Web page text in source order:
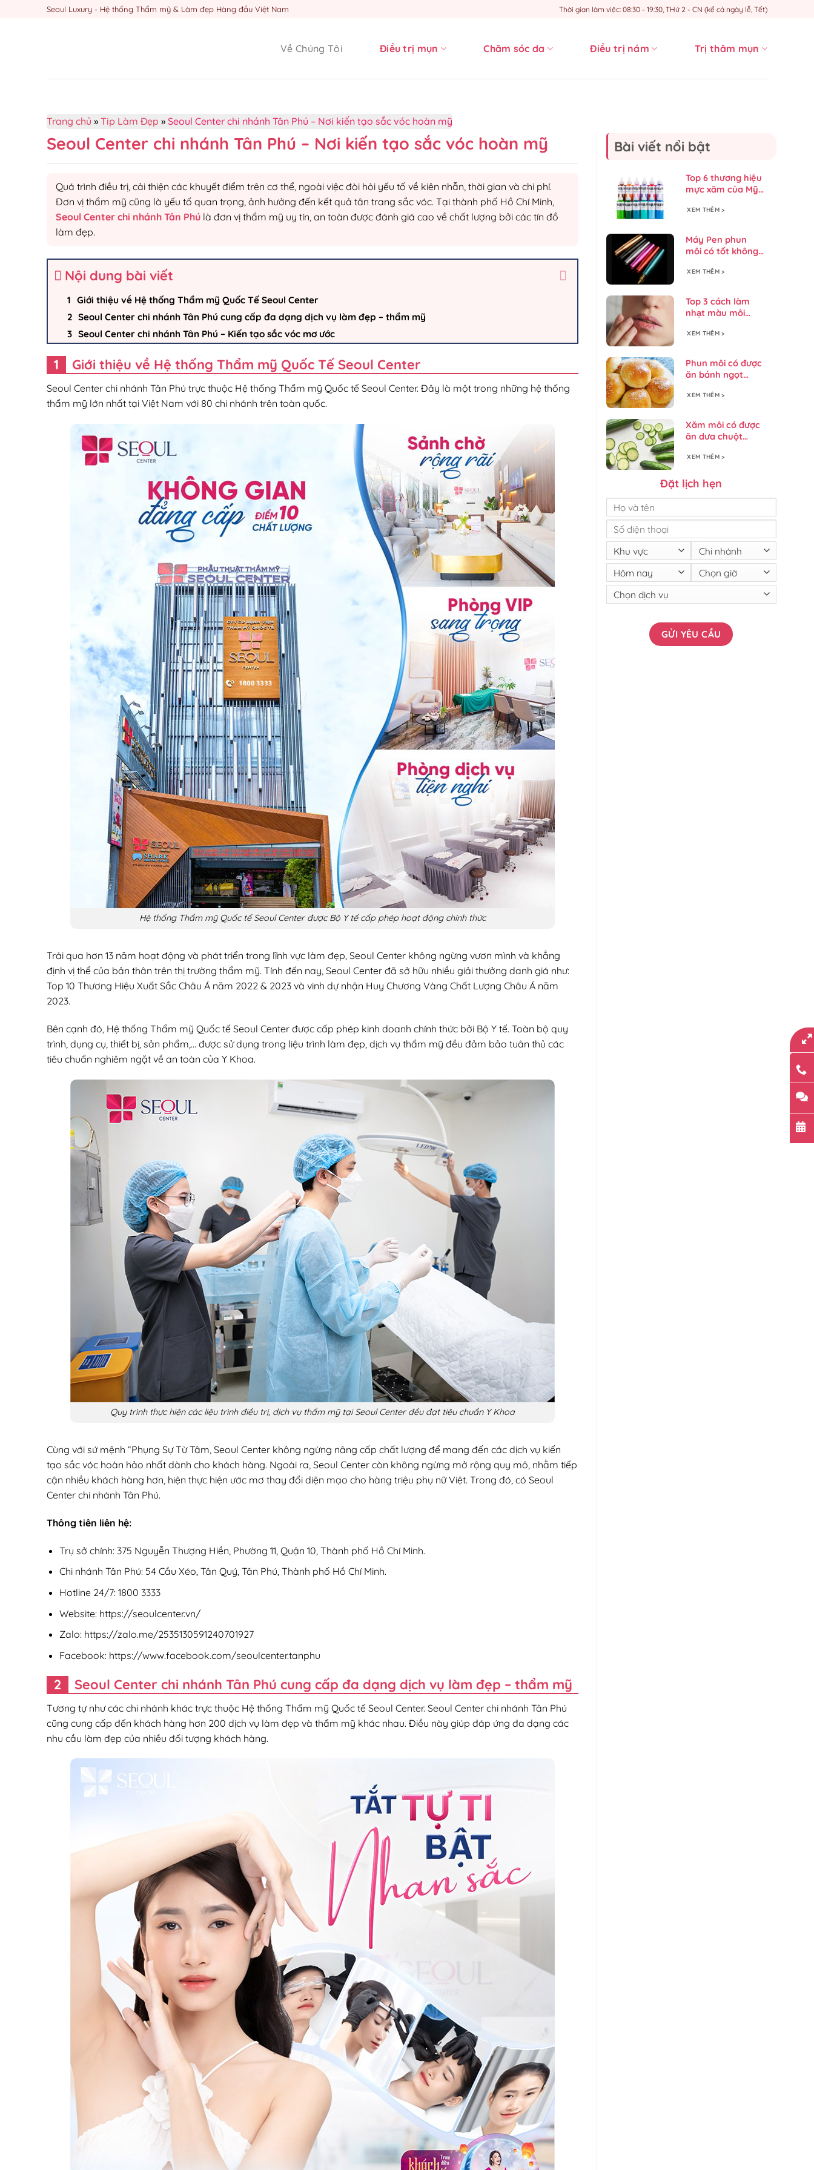
Seoul Luxury - Hệ thống Thẩm mỹ & Làm đẹp Hàng đầu Việt Nam Thời gian làm việc: 08:30 - 19:30, THứ 2 - CN (kể cả ngày lễ, Tết)
Về Chúng Tôi Điều trị mụn Chăm sóc da Điều trị nám Trị thâm mụn
Trang chủ » Tip Làm Đẹp » Seoul Center chi nhánh Tân Phú – Nơi kiến tạo sắc vóc hoàn mỹ
Seoul Center chi nhánh Tân Phú – Nơi kiến tạo sắc vóc hoàn mỹ
Quá trình điều trị, cải thiện các khuyết điểm trên cơ thể, ngoài việc đòi hỏi yếu tố về kiên nhẫn, thời gian và chi phí.
Đơn vị thẩm mỹ cũng là yếu tố quan trọng, ảnh hưởng đến kết quả tân trang sắc vóc. Tại thành phố Hồ Chí Minh,
Seoul Center chi nhánh Tân Phú là đơn vị thẩm mỹ uy tín, an toàn được đánh giá cao về chất lượng bởi các tín đồ
làm đẹp.
Nội dung bài viết
Giới thiệu về Hệ thống Thẩm mỹ Quốc Tế Seoul Center
Seoul Center chi nhánh Tân Phú cung cấp đa dạng dịch vụ làm đẹp – thẩm mỹ
Seoul Center chi nhánh Tân Phú – Kiến tạo sắc vóc mơ ước
Giới thiệu về Hệ thống Thẩm mỹ Quốc Tế Seoul Center
Seoul Center chi nhánh Tân Phú trực thuộc Hệ thống Thẩm mỹ Quốc tế Seoul Center. Đây là một trong những hệ thống
thẩm mỹ lớn nhất tại Việt Nam với 80 chi nhánh trên toàn quốc.
Hệ thống Thẩm mỹ Quốc tế Seoul Center được Bộ Y tế cấp phép hoạt động chính thức
Trải qua hơn 13 năm hoạt động và phát triển trong lĩnh vực làm đẹp, Seoul Center không ngừng vươn mình và khẳng
định vị thể của bản thân trên thị trường thẩm mỹ. Tính đến nay, Seoul Center đã sở hữu nhiều giải thưởng danh giá như:
Top 10 Thương Hiệu Xuất Sắc Châu Á năm 2022 & 2023 và vinh dự nhận Huy Chương Vàng Chất Lượng Châu Á năm
2023.
Bên cạnh đó, Hệ thống Thẩm mỹ Quốc tế Seoul Center được cấp phép kinh doanh chính thức bởi Bộ Y tế. Toàn bộ quy
trình, dụng cụ, thiết bị, sản phẩm,… được sử dụng trong liệu trình làm đẹp, dịch vụ thẩm mỹ đều đảm bảo tuân thủ các
tiêu chuẩn nghiêm ngặt về an toàn của Y Khoa.
Quy trình thực hiện các liệu trình điều trị, dịch vụ thẩm mỹ tại Seoul Center đều đạt tiêu chuẩn Y Khoa
Cùng với sứ mệnh “Phụng Sự Từ Tâm, Seoul Center không ngừng nâng cấp chất lượng để mang đến các dịch vụ kiến
tạo sắc vóc hoàn hảo nhất dành cho khách hàng. Ngoài ra, Seoul Center còn không ngừng mở rộng quy mô, nhằm tiếp
cận nhiều khách hàng hơn, hiện thực hiện ước mơ thay đổi diện mạo cho hàng triệu phụ nữ Việt. Trong đó, có Seoul
Center chi nhánh Tân Phú.
Thông tiên liên hệ:
Trụ sở chính: 375 Nguyễn Thượng Hiền, Phường 11, Quận 10, Thành phố Hồ Chí Minh.
Chi nhánh Tân Phú: 54 Cầu Xéo, Tân Quý, Tân Phú, Thành phố Hồ Chí Minh.
Hotline 24/7: 1800 3333
Website: https://seoulcenter.vn/
Zalo: https://zalo.me/2535130591240701927
Facebook: https://www.facebook.com/seoulcenter.tanphu
Seoul Center chi nhánh Tân Phú cung cấp đa dạng dịch vụ làm đẹp – thẩm mỹ
Tương tự như các chi nhánh khác trực thuộc Hệ thống Thẩm mỹ Quốc tế Seoul Center. Seoul Center chi nhánh Tân Phú
cũng cung cấp đến khách hàng hơn 200 dịch vụ làm đẹp và thẩm mỹ khác nhau. Điều này giúp đáp ứng đa dạng các
nhu cầu làm đẹp của nhiều đối tượng khách hàng.
Bài viết nổi bật
Top 6 thương hiệu
mực xăm của Mỹ
XEM THÊM >
Máy Pen phun
môi có tốt không?
XEM THÊM >
Top 3 cách làm
nhạt màu môi
XEM THÊM >
Phun môi có được
ăn bánh ngọt
dinh dưỡng phù
XEM THÊM >
Xăm môi có được
ăn dưa chuột
không nên ăn gì?
XEM THÊM >
Đặt lịch hẹn